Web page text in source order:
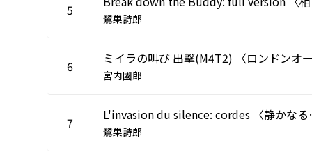
5
鷺巣詩郎
6
宮内國郎
7
鷺巣詩郎